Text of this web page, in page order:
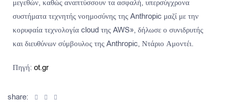
μεγεθών, καθώς αναπτύσσουν τα ασφαλή, υπερσύγχρονα
συστήματα τεχνητής νοημοσύνης της Anthropic μαζί με την
κορυφαία τεχνολογία cloud της AWS», δήλωσε ο συνιδρυτής
και διευθύνων σύμβουλος της Anthropic, Ντάριο Αμοντέι.
Πηγή: ot.gr
share: